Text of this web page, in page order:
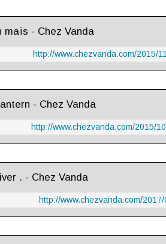
maïs - Chez Vanda
http://www.chezvanda.com/2015/
- Chez Vanda
http://www.chezvanda.com/2015/
. - Chez Vanda
http://www.chezvanda.com/